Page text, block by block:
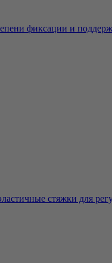
фиксации и
стяжки для